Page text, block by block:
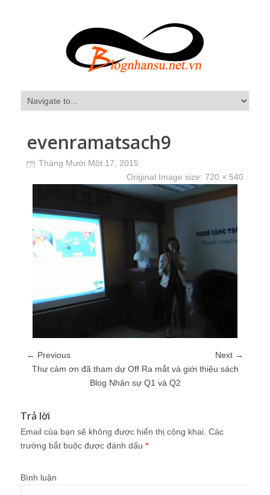
evenramatsach9
Tháng Mười Một 17, 2015
Original Image size: 720 × 540
← Previous
Next →
Thư cám ơn đã tham dự Off Ra mắt và giới thiệu sách
Blog Nhân sự Q1 và Q2
Trả lời
Email của bạn sẽ không được hiển thị công khai. Các
trường bắt buộc được đánh dấu *
Bình luận